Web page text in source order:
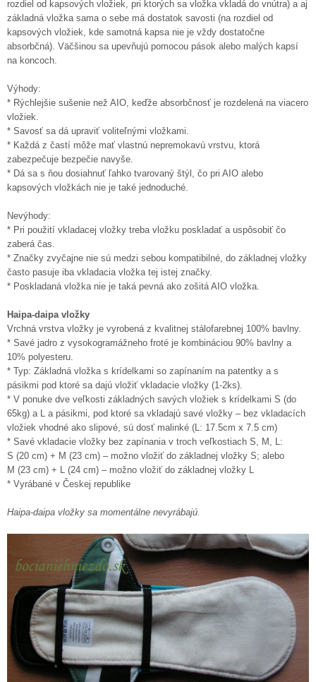
rozdiel od kapsových vložiek, pri ktorých sa vložka vkladá do vnútra) a aj
základná vložka sama o sebe má dostatok savosti (na rozdiel od
kapsových vložiek, kde samotná kapsa nie je vždy dostatočne
absorbčná). Väčšinou sa upevňujú pomocou pások alebo malých kapsí
na koncoch.
Výhody:
* Rýchlejšie sušenie než AIO, keďže absorbčnosť je rozdelená na viacero
vložiek.
* Savosť sa dá upraviť voliteľnými vložkami.
* Každá z častí môže mať vlastnú nepremokavú vrstvu, ktorá
zabezpečuje bezpečie navyše.
* Dá sa s ňou dosiahnuť ľahko tvarovaný štýl, čo pri AIO alebo
kapsových vložkách nie je také jednoduché.
Nevýhody:
* Pri použití vkladacej vložky treba vložku poskladať a uspôsobiť čo
zaberá čas.
* Značky zvyčajne nie sú medzi sebou kompatibilné, do základnej vložky
často pasuje iba vkladacia vložka tej istej značky.
* Poskladaná vložka nie je taká pevná ako zošitá AIO vložka.
Haipa-daipa vložky
Vrchná vrstva vložky je vyrobená z kvalitnej stálofarebnej 100% bavlny.
* Savé jadro z vysokogramážneho froté je kombináciou 90% bavlny a
10% polyesteru.
* Typ: Základná vložka s krídelkami so zapínaním na patentky a s
pásikmi pod ktoré sa dajú vložiť vkladacie vložky (1-2ks).
* V ponuke dve veľkosti základných savých vložiek s krídelkami S (do
65kg) a L a pásikmi, pod ktoré sa vkladajú savé vložky – bez vkladacích
vložiek vhodné ako slipové, sú dosť malinké (L: 17.5cm x 7.5 cm)
* Savé vkladacie vložky bez zapínania v troch veľkostiach S, M, L:
S (20 cm) + M (23 cm) – možno vložiť do základnej vložky S; alebo
M (23 cm) + L (24 cm) – možno vložiť do základnej vložky L
* Vyrábané v Českej republike
Haipa-daipa vložky sa momentálne nevyrábajú.